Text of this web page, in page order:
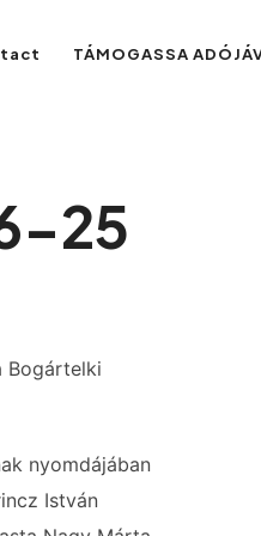
TÁMOGASSA
25
Bogártelki
nyomdájában
István